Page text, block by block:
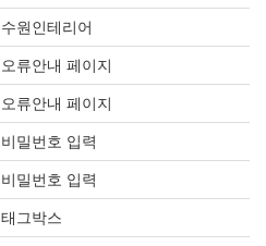
수원인테리어
오류안내 페이지
오류안내 페이지
비밀번호 입력
비밀번호 입력
태그박스